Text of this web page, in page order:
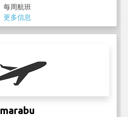
每周航班
更多信息
marabu